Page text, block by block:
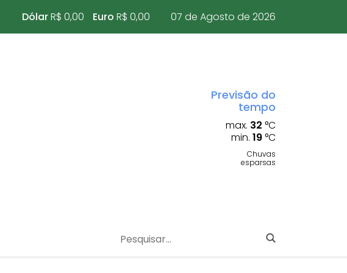
DólarR$ 0,00 Euro R$ 0,00 07 de Agosto de 2026
Previsão do
tempo
max. 32 °C
min. 19 °C
Chuvas
esparsas